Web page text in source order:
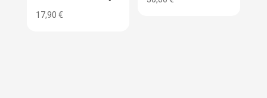
17,90 €